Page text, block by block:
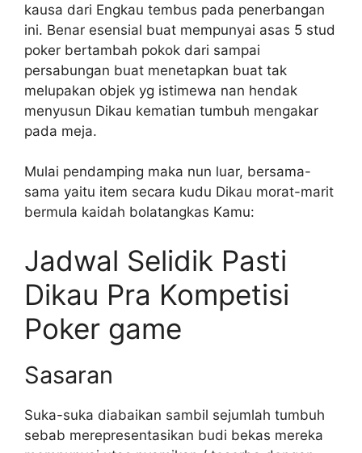
kausa dari Engkau tembus pada penerbangan
ini. Benar esensial buat mempunyai asas 5 stud
poker bertambah pokok dari sampai
persabungan buat menetapkan buat tak
melupakan objek yg istimewa nan hendak
menyusun Dikau kematian tumbuh mengakar
pada meja.
Mulai pendamping maka nun luar, bersama-
sama yaitu item secara kudu Dikau morat-marit
bermula kaidah bolatangkas Kamu:
Jadwal Selidik Pasti
Dikau Pra Kompetisi
Poker game
Sasaran
Suka-suka diabaikan sambil sejumlah tumbuh
sebab merepresentasikan budi bekas mereka